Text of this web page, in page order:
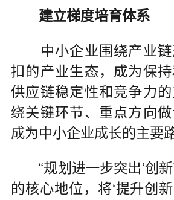
建立梯度培育体系
中小企业围绕产业链
扣的产业生态，成为保
供应链稳定性和竞争力
绕关键环节、重点方向
成为中小企业成长的主要
“规划进一步突出‘创新
的核心地位，将‘提升创